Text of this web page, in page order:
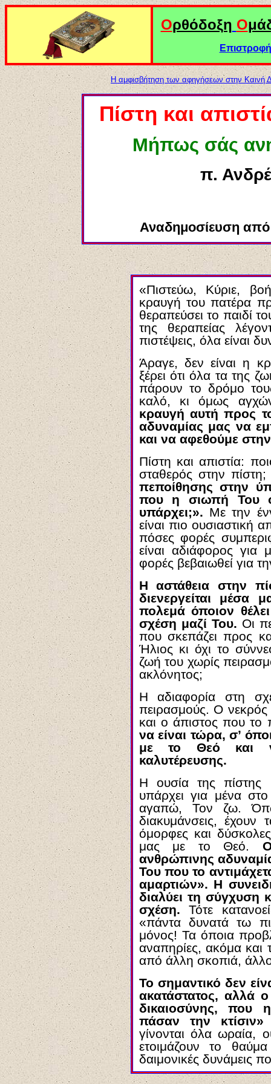
Ορθόδοξη Ο
Η αμφισβήτηση των αφηγήσεων στην Καινή
Πίστη και
Μήπως σάς
π.
Αναδημοσίευση
«Πιστεύω, Κύριε,
κραυγή του πατέρα
θεραπεύσει το παιδί
της θεραπείας
πιστέψεις, όλα είναι
Άραγε, δεν είναι η
ξέρει ότι όλα τα της
πάρουν το δρόμο
καλό, κι όμως
κραυγή αυτή προς
αδυναμίας μας να
και να αφεθούμε
Πίστη και απιστία:
σταθερός στην πίστη;
πεποίθησης στην
που η σιωπή Του
υπάρχει;». Με την
είναι πιο ουσιαστική
πόσες φορές
είναι αδιάφορος για
φορές βεβαιωθεί για
Η αστάθεια στην
διενεργείται μέσα
πολεμά όποιον
σχέση μαζί Του. Οι
που σκεπάζει προς
Ήλιος κι όχι το
ζωή του χωρίς
ακλόνητος;
Η αδιαφορία στη
πειρασμούς. Ο
και ο άπιστος που το
να είναι τώρα, σ’
με το Θεό και
καλυτέρευσης.
Η ουσία της πίστης
υπάρχει για μένα
αγαπώ, Τον ζω.
διακυμάνσεις,
όμορφες και
μας με το Θεό.
ανθρώπινης
Του που το
αμαρτιών». Η
διαλύει τη σύγχυση
σχέση.
Τότε
«πάντα δυνατά τω
μόνος! Τα όποια
αναπηρίες, ακόμα και
από άλλη σκοπιά,
Το σημαντικό δεν
ακατάστατος, αλλά
δικαιοσύνης, που
πάσαν την
γίνονται όλα ωραία,
ετοιμάζουν το
δαιμονικές δυνάμεις